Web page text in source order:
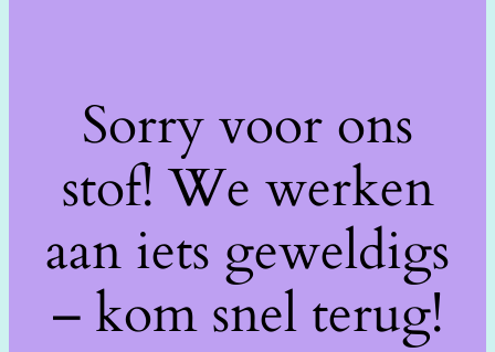
Sorry voor ons
stof! We werken
aan iets geweldigs
– kom snel terug!